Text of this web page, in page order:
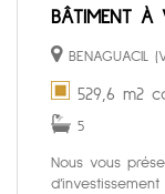
BÂTIMENT À
BENAGUACIL
529,6 m2
5
Nous vous